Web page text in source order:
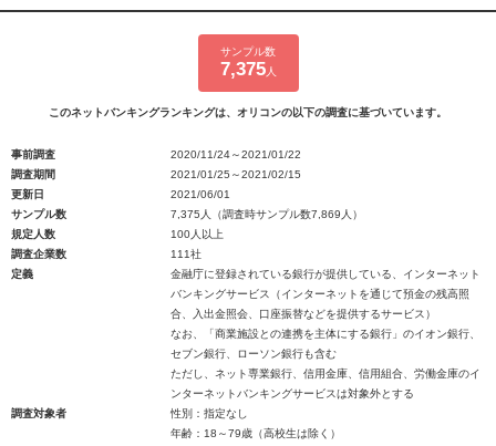
サンプル数
7,375人
このネットバンキングランキングは、オリコンの以下の調査に基づいています。
事前調査
2020/11/24～2021/01/22
調査期間
2021/01/25～2021/02/15
更新日
2021/06/01
サンプル数
7,375人（調査時サンプル数7,869人）
規定人数
100人以上
調査企業数
111社
定義
金融庁に登録されている銀行が提供している、インターネット
バンキングサービス（インターネットを通じて預金の残高照
合、入出金照会、口座振替などを提供するサービス）
なお、「商業施設との連携を主体にする銀行」のイオン銀行、
セブン銀行、ローソン銀行も含む
ただし、ネット専業銀行、信用金庫、信用組合、労働金庫のイ
ンターネットバンキングサービスは対象外とする
調査対象者
性別：指定なし
年齢：18～79歳（高校生は除く）